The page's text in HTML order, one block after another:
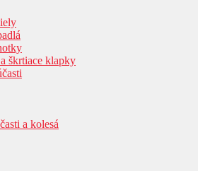
škrtiace klapky
a kolesá